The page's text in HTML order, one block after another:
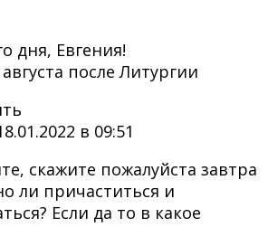
дня, Евгения!
после Литургии
в 09:51
скажите пожалуйста завтра
ли причаститься и
Если да то в какое